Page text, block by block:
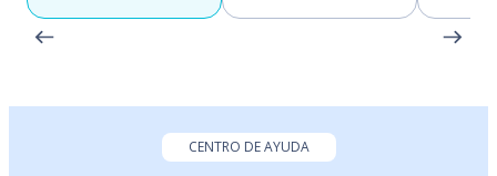
CENTRO DE AYUDA